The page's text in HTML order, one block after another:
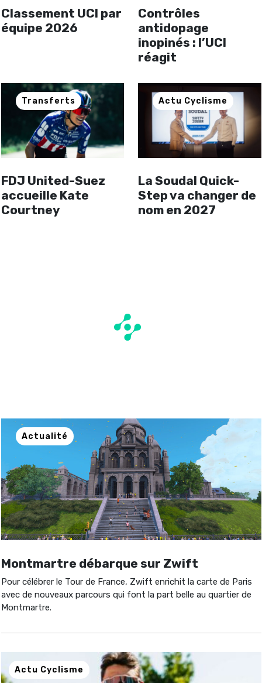
Classement UCI par
équipe 2026
Contrôles
antidopage
inopinés : l’UCI
réagit
Transferts
FDJ United-Suez
accueille Kate
Courtney
Actu Cyclisme
La Soudal Quick-
Step va changer de
nom en 2027
Actualité
Montmartre débarque sur Zwift
Pour célébrer le Tour de France, Zwift enrichit la carte de Paris
avec de nouveaux parcours qui font la part belle au quartier de
Montmartre.
Actu Cyclisme